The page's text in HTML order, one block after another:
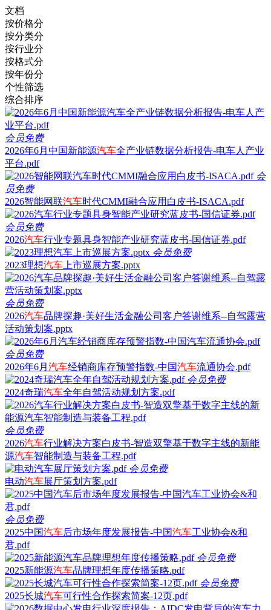
文档
按价格分
按分类分
按行业分
按格式分
按年份分
个性筛选
综合排序
会员免费
2026年6月中国新能源汽车全产业链数据分析报告-电车人产业
平台.pdf
会
员免费
2026智能网联汽车时代CMMI融合应用白皮书-ISACA.pdf
会员免费
2026汽车行业专题具身智能产业研究蓝皮书-国信证券.pdf
会员免费
2023理想汽车 上市巡展方案.pptx
会员免费
2026汽车品牌探趣·美好生活金融公司客户答谢维系--自驾露营
活动策划案.pptx
会员免费
2026年6月 汽车经销商库存预警指数-中国汽车流通协会.pdf
会员免费
2024奇瑞汽车全年自驾活动规划方案.pdf
会员免费
2026汽车行业解决方案白皮书-智造双擎基于数字主线的新能
源汽车智能制造与装备工程.pdf
会员免费
电动汽车展厅策划方案.pdf
会员免费
2025中国汽车后市场年度发展报告-中国汽车工业协会&和
君.pdf
会员免费
2025新能源汽车品牌理想年度传播策略.pdf
会员免费
2025长城汽车可行性合作探索简案-12页.pdf